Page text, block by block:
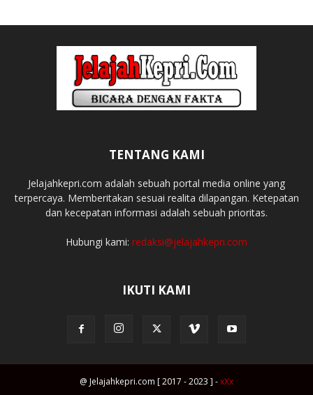
TENTANG KAMI
Jelajahkepri.com adalah sebuah portal media online yang
terpercaya. Memberitakan sesuai realita dilapangan. Ketepatan
dan kecepatan informasi adalah sebuah prioritas.
Hubungi kami: redaksi@jelajahkepri.com
IKUTI KAMI
@ Jelajahkepri.com [ 2017 - 2023 ] -xXx